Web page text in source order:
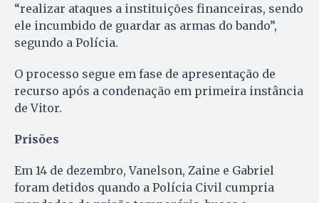
“realizar ataques a instituições financeiras, sendo
ele incumbido de guardar as armas do bando”,
segundo a Polícia.
O processo segue em fase de apresentação de
recurso após a condenação em primeira instância
de Vitor.
Prisões
Em 14 de dezembro, Vanelson, Zaine e Gabriel
foram detidos quando a Polícia Civil cumpria